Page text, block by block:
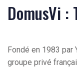
DomusVi :
Fondé en 1983
groupe privé